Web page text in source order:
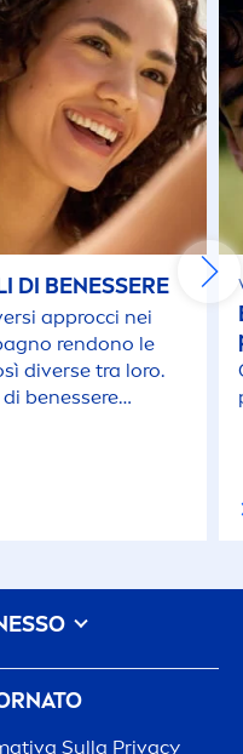
DI BENESSERE
approcci nei
rendono le
diverse tra loro.
benessere
Sulla Privacy